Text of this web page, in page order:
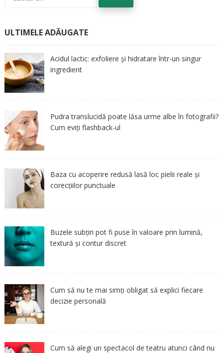
după:
ULTIMELE ADĂUGATE
Acidul lactic: exfoliere și hidratare într-un singur
ingredient
Pudra translucidă poate lăsa urme albe în fotografii?
Cum eviți flashback-ul
Baza cu acoperire redusă lasă loc pielii reale și
corecțiilor punctuale
Buzele subțiri pot fi puse în valoare prin lumină,
textură și contur discret
Cum să nu te mai simți obligat să explici fiecare
decizie personală
Cum să alegi un spectacol de teatru atunci când nu